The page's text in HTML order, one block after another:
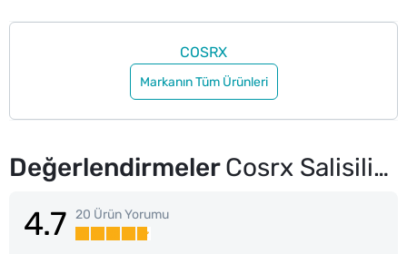
COSRX
Markanın Tüm Ürünleri
DeğerlendirmelerCosrx Salisilik Asit Nazik Yüz Temizleme Köpüğü 150 ml
4.7 20 Ürün Yorumu